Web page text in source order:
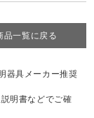
品一覧に戻る
器具メーカー推奨
明書などでご確